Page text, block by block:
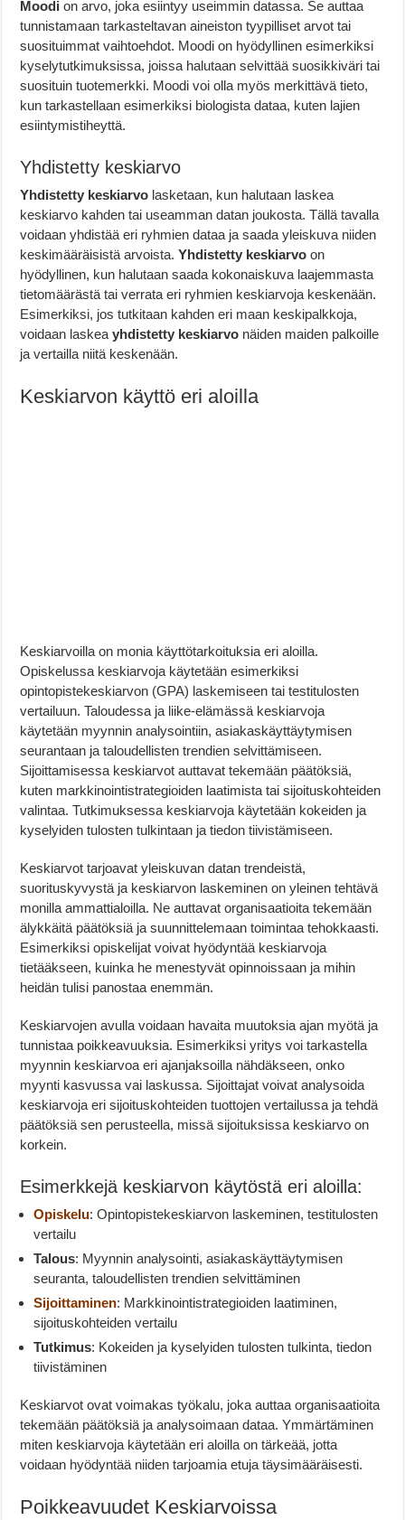
Moodi on arvo, joka esiintyy useimmin datassa. Se auttaa
tunnistamaan tarkasteltavan aineiston tyypilliset arvot tai
suosituimmat vaihtoehdot. Moodi on hyödyllinen esimerkiksi
kyselytutkimuksissa, joissa halutaan selvittää suosikkiväri tai
suosituin tuotemerkki. Moodi voi olla myös merkittävä tieto,
kun tarkastellaan esimerkiksi biologista dataa, kuten lajien
esiintymistiheyttä.
Yhdistetty keskiarvo
Yhdistetty keskiarvo lasketaan, kun halutaan laskea
keskiarvo kahden tai useamman datan joukosta. Tällä tavalla
voidaan yhdistää eri ryhmien dataa ja saada yleiskuva niiden
keskimääräisistä arvoista.Yhdistetty keskiarvo on
hyödyllinen, kun halutaan saada kokonaiskuva laajemmasta
tietomäärästä tai verrata eri ryhmien keskiarvoja keskenään.
Esimerkiksi, jos tutkitaan kahden eri maan keskipalkkoja,
voidaan laskeayhdistetty keskiarvo näiden maiden palkoille
ja vertailla niitä keskenään.
Keskiarvon käyttö eri aloilla
Keskiarvoilla on monia käyttötarkoituksia eri aloilla.
Opiskelussa keskiarvoja käytetään esimerkiksi
opintopistekeskiarvon (GPA) laskemiseen tai testitulosten
vertailuun. Taloudessa ja liike-elämässä keskiarvoja
käytetään myynnin analysointiin, asiakaskäyttäytymisen
seurantaan ja taloudellisten trendien selvittämiseen.
Sijoittamisessa keskiarvot auttavat tekemään päätöksiä,
kuten markkinointistrategioiden laatimista tai sijoituskohteiden
valintaa. Tutkimuksessa keskiarvoja käytetään kokeiden ja
kyselyiden tulosten tulkintaan ja tiedon tiivistämiseen.
Keskiarvot tarjoavat yleiskuvan datan trendeistä,
suorituskyvystä ja keskiarvon laskeminen on yleinen tehtävä
monilla ammattialoilla. Ne auttavat organisaatioita tekemään
älykkäitä päätöksiä ja suunnittelemaan toimintaa tehokkaasti.
Esimerkiksi opiskelijat voivat hyödyntää keskiarvoja
tietääkseen, kuinka he menestyvät opinnoissaan ja mihin
heidän tulisi panostaa enemmän.
Keskiarvojen avulla voidaan havaita muutoksia ajan myötä ja
tunnistaa poikkeavuuksia. Esimerkiksi yritys voi tarkastella
myynnin keskiarvoa eri ajanjaksoilla nähdäkseen, onko
myynti kasvussa vai laskussa. Sijoittajat voivat analysoida
keskiarvoja eri sijoituskohteiden tuottojen vertailussa ja tehdä
päätöksiä sen perusteella, missä sijoituksissa keskiarvo on
korkein.
Esimerkkejä keskiarvon käytöstä eri aloilla:
Opiskelu: Opintopistekeskiarvon laskeminen, testitulosten
vertailu
Talous: Myynnin analysointi, asiakaskäyttäytymisen
seuranta, taloudellisten trendien selvittäminen
Sijoittaminen: Markkinointistrategioiden laatiminen,
sijoituskohteiden vertailu
Tutkimus: Kokeiden ja kyselyiden tulosten tulkinta, tiedon
tiivistäminen
Keskiarvot ovat voimakas työkalu, joka auttaa organisaatioita
tekemään päätöksiä ja analysoimaan dataa. Ymmärtäminen
miten keskiarvoja käytetään eri aloilla on tärkeää, jotta
voidaan hyödyntää niiden tarjoamia etuja täysimääräisesti.
Poikkeavuudet Keskiarvoissa